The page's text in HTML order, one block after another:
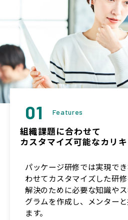
01 Features
組織課題に合わせて
カスタマイズ可能なカリ
パッケージ研修では実現で
わせてカスタマイズした研
解決のために必要な知識や
グラムを作成し、メンター
ます。